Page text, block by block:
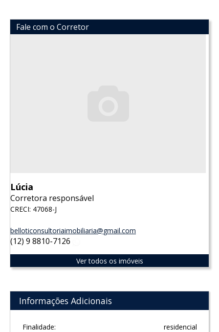
Fale com o Corretor
Lúcia
Corretora responsável
CRECI: 47068-J
belloticonsultoriaimobiliaria@gmail.com
(12) 9 8810-7126
Ver todos os imóveis
Informações Adicionais
Finalidade: residencial